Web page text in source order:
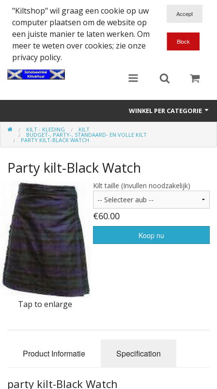
"Kiltshop" wil graag een cookie op uw
computer plaatsen om de website op
een juiste manier te laten werken. Om
meer te weten over cookies; zie onze
privacy policy.
WINKEL PER CATEGORIE
Accessoires
Eten en Drinken
Kilt - Kleding
Highland Titles
Verhuur
AFGEPRIJST - UITVERKOOP
KILT - KLEDING KILT
BUDGET-, PARTY-, STANDAARD- EN VOLLE KILT
PARTY KILT-BLACK WATCH
Party kilt-Black Watch
Tap to enlarge
Kilt taille (Invullen noodzakelijk)
€60.00
Koop nu
Product Informatie Specification
party kilt-Black Watch